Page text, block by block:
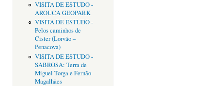
VISITA DE ESTUDO -
AROUCA GEOPARK
VISITA DE ESTUDO -
Pelos caminhos de
Cister (Lorvão –
Penacova)
VISITA DE ESTUDO -
SABROSA: Terra de
Miguel Torga e Fernão
Magalhães